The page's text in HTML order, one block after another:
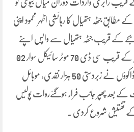
قریب رابری واردات دوران میاں بیوی کو
جٹھہ ہتھیال کا رہائشی اظہر محمود اپنی
کے قریب جٹھہ ہتھیال سے واپس اپنے
گنگال آرہا تھاچھپر نزد دربار کالی قبر کے قریب سی ڈی 70 موٹر سائیکل سوار 02
مسلح ڈاکوؤں نے انہیں روک لیاڈاکوؤں نے زبردستی 50 ہزار نقدی، موبائل
کے بعد چھپر جانب فرار ہوگئےروات پولیس
تفتیش شروع کردی ۔